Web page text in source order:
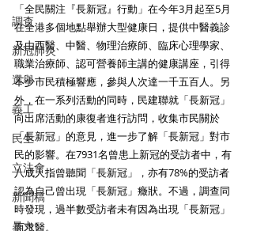
調查
新冠肺炎
選舉
義工
民生
立法會
新聞稿
暴力
「全民關注『長新冠』行動」在今年3月起至5月
在全港多個地點舉辦大型健康日，提供中醫義診
及由西醫、中醫、物理治療師、臨床心理學家、
職業治療師、認可營養師主講的健康講座，引得
不少市民積極響應，參與人次達一千五百人。另
外，在一系列活動的同時，民建聯就「長新冠」
向出席活動的康復者進行訪問，收集市民關於
「長新冠」的意見，進一步了解「長新冠」對市
民的影響。在7931名曾患上新冠的受訪者中，有
八成人指曾聽聞「長新冠」，亦有78%的受訪者
認為自己曾出現「長新冠」癥狀。不過，調查同
時發現，過半數受訪者未有因為出現「長新冠」
而求醫。